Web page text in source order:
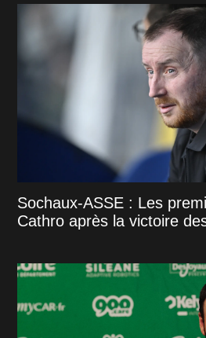
Sochaux-ASSE : Les
Cathro après la victoire